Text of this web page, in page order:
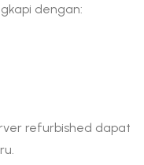
dengan:
refurbished dapat